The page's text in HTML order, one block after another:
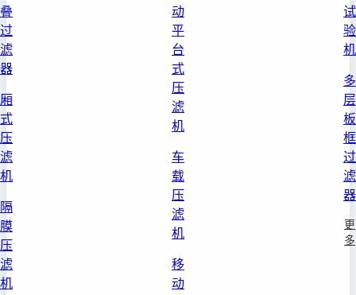
叠
过
滤
器
厢
式
压
滤
机
隔
膜
压
滤
机
动
平
台
式
压
滤
机
车
载
压
滤
机
移
动
试
验
机
多
层
板
框
过
滤
器
更
多